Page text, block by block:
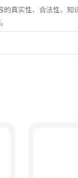
真实性、合法性、